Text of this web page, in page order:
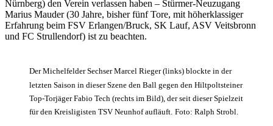
Nürnberg) den Verein verlassen haben – Stürmer-Neuzugang
Marius Mauder (30 Jahre, bisher fünf Tore, mit höherklassiger
Erfahrung beim FSV Erlangen/Bruck, SK Lauf, ASV Veitsbronn
und FC Strullendorf) ist zu beachten.
Der Michelfelder Sechser Marcel Rieger (links) blockte in der
letzten Saison in dieser Szene den Ball gegen den Hiltpoltsteiner
Top-Torjäger Fabio Tech (rechts im Bild), der seit dieser Spielzeit
für den Kreisligisten TSV Neunhof aufläuft. Foto: Ralph Strobl.